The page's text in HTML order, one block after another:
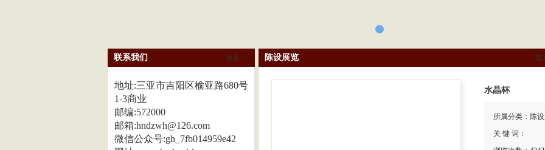
更多>>
联系我们
地址:三亚市吉阳区榆亚路680号
1-3商业
邮编:572000
邮箱:hndzwh@126.com
微信公众号:gh_7fb014959e42
首
陈设展览
水晶杯
所属分类：陈
关 键 词：